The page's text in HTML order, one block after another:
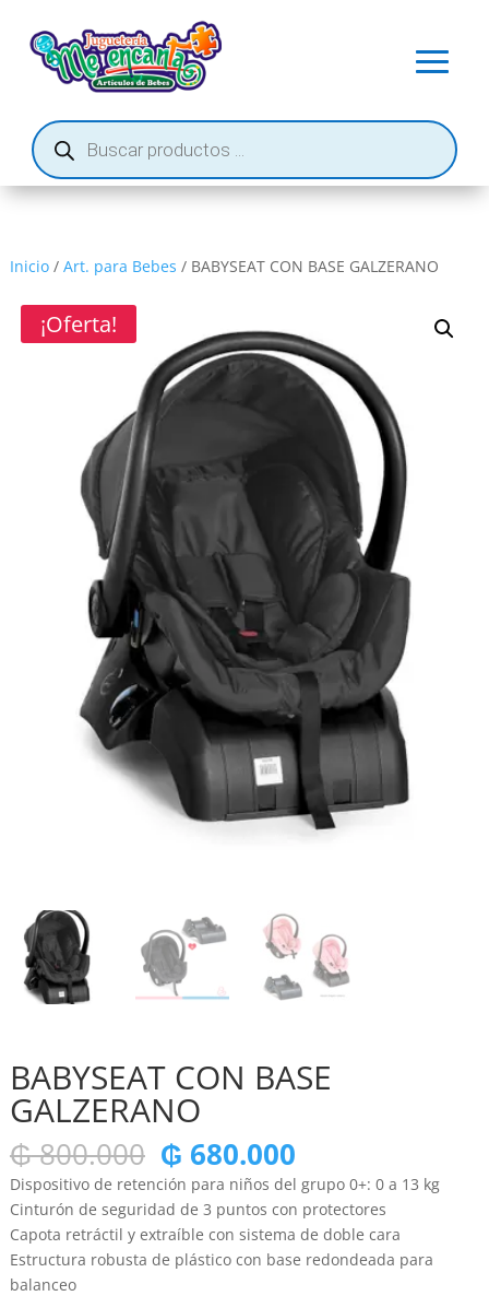
Búsqueda
de
productos
Inicio/ Art. para Bebes / BABYSEAT CON BASE GALZERANO
¡Oferta!
BABYSEAT CON BASE
GALZERANO
₲800.000 El
precio
original
era:
₲ 800.000.
₲ 680.000El
precio
actual
es:
₲ 680.000.
Dispositivo de retención para niños del grupo 0+: 0 a 13 kg
Cinturón de seguridad de 3 puntos con protectores
Capota retráctil y extraíble con sistema de doble cara
Estructura robusta de plástico con base redondeada para
balanceo